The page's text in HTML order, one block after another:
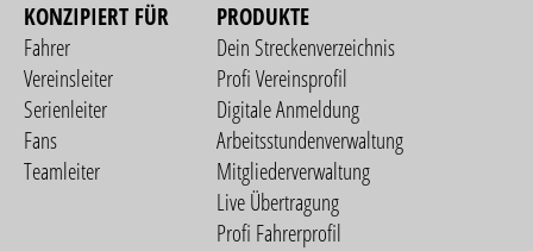
KONZIPIERT FÜR
Fahrer
Vereinsleiter
Serienleiter
Fans
Teamleiter
PRODUKTE
Dein Streckenverzeichnis
Profi Vereinsprofil
Digitale Anmeldung
Arbeitsstundenverwaltung
Mitgliederverwaltung
Live Übertragung
Profi Fahrerprofil